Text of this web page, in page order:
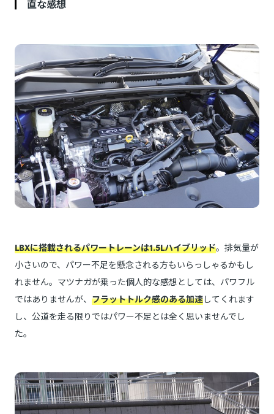
直な感想
LBXに搭載されるパワートレーンは1.5Lハイブリッド。排気量が
小さいので、パワー不足を懸念される方もいらっしゃるかもし
れません。マツナガが乗った個人的な感想としては、パワフル
ではありませんが、 フラットトルク感のある加速してくれます
し、公道を走る限りではパワー不足とは全く思いませんでし
た。